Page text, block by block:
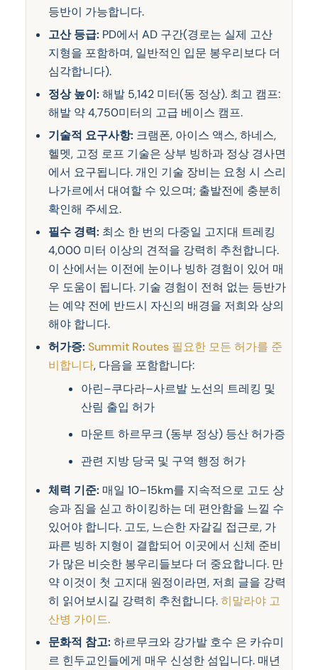
등반이 가능합니다.
고산 등급: PD에서 AD 구간(경로는 실제 고산
지형을 포함하며, 일반적인 입문 봉우리보다 더
심각합니다).
정상 높이: 해발 5,142 미터(동 정상). 최고 캠프:
해발 약 4,750미터의 고급 베이스 캠프.
기술적 요구사항: 크램폰, 아이스 액스, 하네스,
헬멧, 고정 로프 기술은 상부 빙하과 정상 경사면
에서 요구됩니다. 개인 기술 장비는 요청 시 스리
나가르에서 대여할 수 있으며; 출발전에 충분히
확인해 주세요.
필수 경력: 최소 한 번의 다중일 고지대 트레킹
4,000 미터 이상의 견적을 강력히 추천합니다.
이 산에서는 이전에 눈이나 빙하 경험이 있어 매
우 도움이 됩니다. 기술 경험이 전혀 없는 등반가
는 예약 전에 반드시 자신의 배경을 저희와 상의
해야 합니다.
허가증: Summit Routes 필요한 모든 허가를 준
비합니다, 다음을 포함합니다:
아린–쿠다라–사르발 노선의 트레킹 및
산림 출입 허가
마운트 하르무크 (동부 정상) 등산 허가증
관련 지방 당국 및 구역 행정 허가
체력 기준: 매일 10–15km를 지속적으로 고도 상
승과 짐을 싣고 하이킹하는 데 편안함을 느낄 수
있어야 합니다. 고도, 느슨한 자갈길 접근로, 가
파른 빙하 지형이 결합되어 이곳에서 신체 준비
가 많은 비슷한 봉우리들보다 더 중요합니다. 만
약 이것이 첫 고지대 원정이라면, 저희 글을 강력
히 읽어보시길 강력히 추천합니다.히말라야 고
산병 가이드.
문화적 참고: 하르무크와 강가발 호수 은 카슈미
르 힌두교인들에게 매우 신성한 섬입니다. 매년